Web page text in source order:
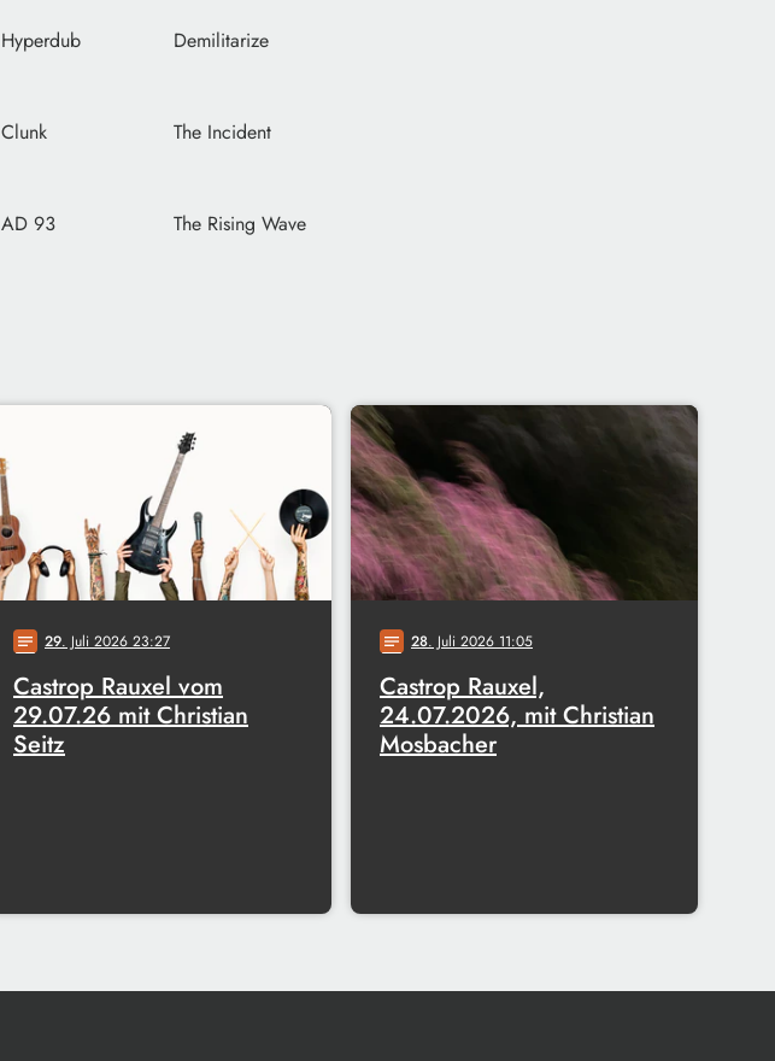
Hyperdub Demilitarize
Clunk The Incident
AD 93 The Rising Wave
notes 29. Juli 2026 23:27
Castrop Rauxel vom
29.07.26 mit Christian
Seitz
notes 28. Juli 2026 11:05
Castrop Rauxel,
24.07.2026, mit Christian
Mosbacher